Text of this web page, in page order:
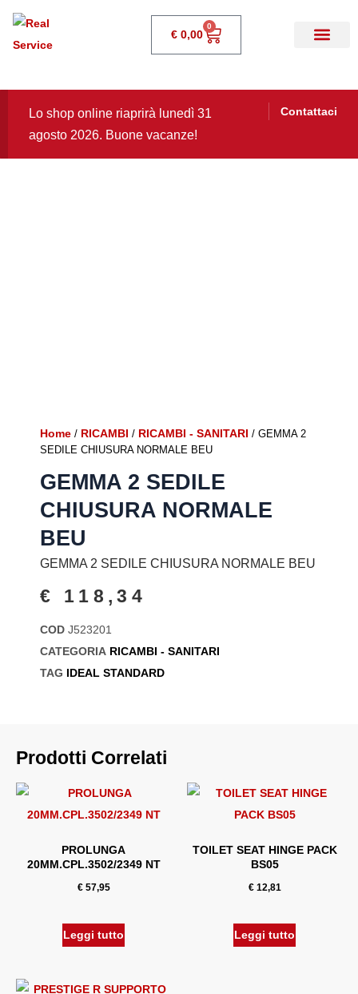
€ 0,00
0
Contattaci
Lo shop online riaprirà lunedì 31
agosto 2026. Buone vacanze!
Home / RICAMBI / RICAMBI - SANITARI / GEMMA 2
SEDILE CHIUSURA NORMALE BEU
GEMMA 2 SEDILE
CHIUSURA NORMALE
BEU
GEMMA 2 SEDILE CHIUSURA NORMALE BEU
€ 118,34
COD J523201
CATEGORIA RICAMBI - SANITARI
TAG IDEAL STANDARD
Prodotti Correlati
PROLUNGA
20MM.CPL.3502/2349 NT
€57,95
Leggi tutto
TOILET SEAT HINGE PACK
BS05
€12,81
Leggi tutto